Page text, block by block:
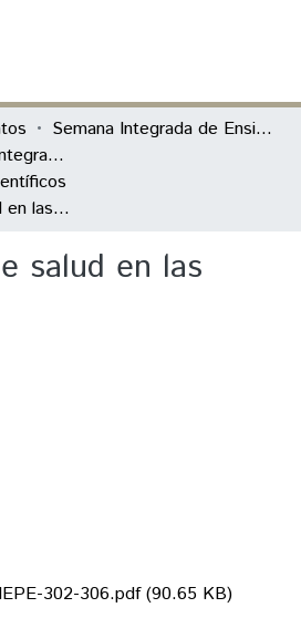
Semana Integrada de Ensino, Pesquisa e Extensão (SIEPE)
I SIEPE - Semana Integrada de Ensino, Pesquisa e Extensão
Promoción de salud en las escuelas.
salud en las
302-306.pdf(90.65 KB)